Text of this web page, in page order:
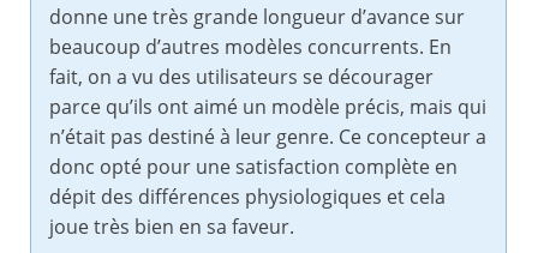
donne une très grande longueur d’avance sur
beaucoup d’autres modèles concurrents. En
fait, on a vu des utilisateurs se décourager
parce qu’ils ont aimé un modèle précis, mais qui
n’était pas destiné à leur genre. Ce concepteur a
donc opté pour une satisfaction complète en
dépit des différences physiologiques et cela
joue très bien en sa faveur.